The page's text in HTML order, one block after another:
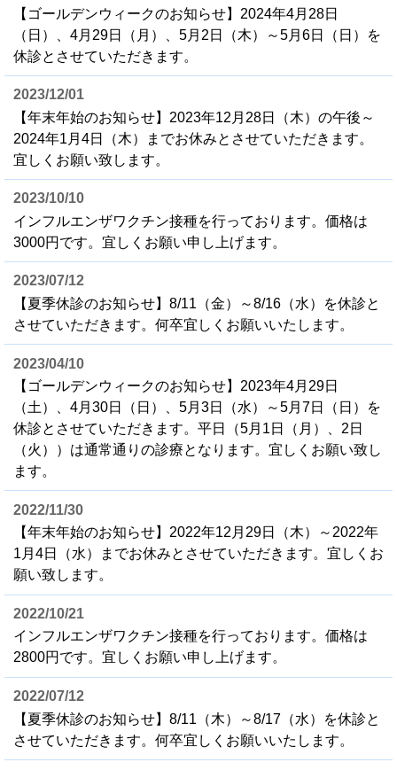
【ゴールデンウィークのお知らせ】2024年4月28日
（日）、4月29日（月）、5月2日（木）～5月6日（日）を
休診とさせていただきます。
2023/12/01
【年末年始のお知らせ】2023年12月28日（木）の午後～
2024年1月4日（木）までお休みとさせていただきます。
宜しくお願い致します。
2023/10/10
インフルエンザワクチン接種を行っております。価格は
3000円です。宜しくお願い申し上げます。
2023/07/12
【夏季休診のお知らせ】8/11（金）～8/16（水）を休診と
させていただきます。何卒宜しくお願いいたします。
2023/04/10
【ゴールデンウィークのお知らせ】2023年4月29日
（土）、4月30日（日）、5月3日（水）～5月7日（日）を
休診とさせていただきます。平日（5月1日（月）、2日
（火））は通常通りの診療となります。宜しくお願い致し
ます。
2022/11/30
【年末年始のお知らせ】2022年12月29日（木）～2022年
1月4日（水）までお休みとさせていただきます。宜しくお
願い致します。
2022/10/21
インフルエンザワクチン接種を行っております。価格は
2800円です。宜しくお願い申し上げます。
2022/07/12
【夏季休診のお知らせ】8/11（木）～8/17（水）を休診と
させていただきます。何卒宜しくお願いいたします。